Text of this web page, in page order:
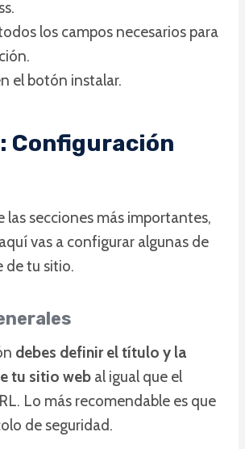
los campos necesarios para
el botón instalar.
Configuración
las secciones más importantes,
vas a configurar algunas de
de tu sitio.
debes definir el título y la
tu sitio web al igual que el
Lo más recomendable es que
de seguridad.